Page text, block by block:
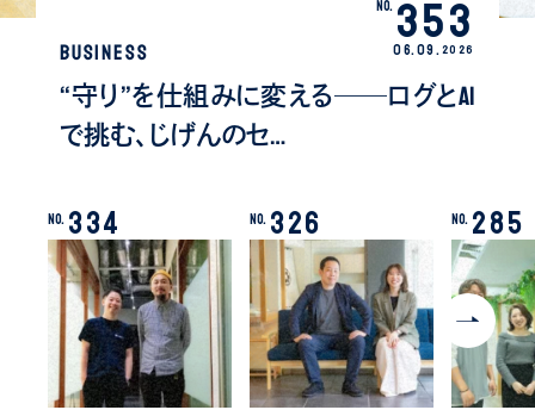
No. 353
BUSINESS
“守り”を仕組みに変える──ログとAI
で挑む、じげんのセ…
06.09.2026
No. 334 No. 326 No. 285